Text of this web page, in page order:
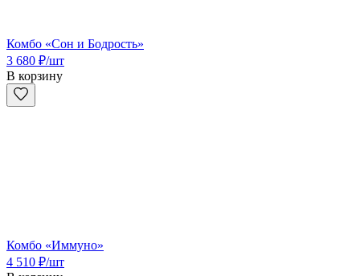
Комбо «Сон и Бодрость»
3 680 ₽/шт
В корзину
Комбо «Иммуно»
4 510 ₽/шт